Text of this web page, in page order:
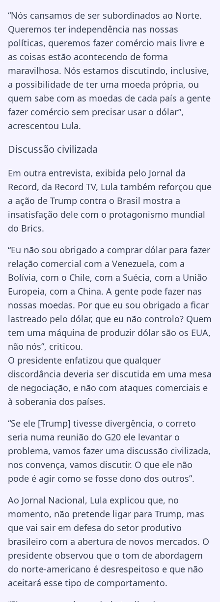
“Nós cansamos de ser subordinados ao Norte.
Queremos ter independência nas nossas
políticas, queremos fazer comércio mais livre e
as coisas estão acontecendo de forma
maravilhosa. Nós estamos discutindo, inclusive,
a possibilidade de ter uma moeda própria, ou
quem sabe com as moedas de cada país a gente
fazer comércio sem precisar usar o dólar”,
acrescentou Lula.
Discussão civilizada
Em outra entrevista, exibida pelo Jornal da
Record, da Record TV, Lula também reforçou que
a ação de Trump contra o Brasil mostra a
insatisfação dele com o protagonismo mundial
do Brics.
“Eu não sou obrigado a comprar dólar para fazer
relação comercial com a Venezuela, com a
Bolívia, com o Chile, com a Suécia, com a União
Europeia, com a China. A gente pode fazer nas
nossas moedas. Por que eu sou obrigado a ficar
lastreado pelo dólar, que eu não controlo? Quem
tem uma máquina de produzir dólar são os EUA,
não nós”, criticou.
O presidente enfatizou que qualquer
discordância deveria ser discutida em uma mesa
de negociação, e não com ataques comerciais e
à soberania dos países.
“Se ele [Trump] tivesse divergência, o correto
seria numa reunião do G20 ele levantar o
problema, vamos fazer uma discussão civilizada,
nos convença, vamos discutir. O que ele não
pode é agir como se fosse dono dos outros”.
Ao Jornal Nacional, Lula explicou que, no
momento, não pretende ligar para Trump, mas
que vai sair em defesa do setor produtivo
brasileiro com a abertura de novos mercados. O
presidente observou que o tom de abordagem
do norte-americano é desrespeitoso e que não
aceitará esse tipo de comportamento.